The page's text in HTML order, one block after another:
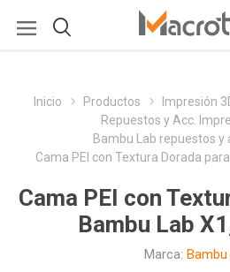
Inicio Productos
Impresión
Repuestos y Acc.
Bambu Lab repuestos y
Cama PEI con Textura Dorada
Cama PEI con
Bambu Lab
Marca: Bambu